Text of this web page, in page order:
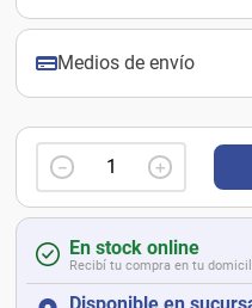
Medios de envío
＋
－
En stock online
Recibí tu compra en tu